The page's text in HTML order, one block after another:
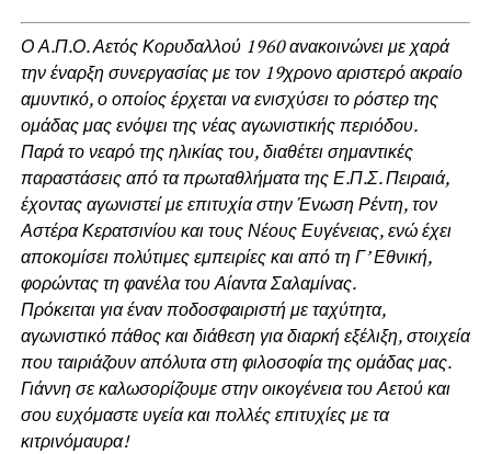
Ο Α.Π.Ο. Αετός Κορυδαλλού 1960 ανακοινώνει με χαρά
την έναρξη συνεργασίας με τον 19χρονο αριστερό ακραίο
αμυντικό, ο οποίος έρχεται να ενισχύσει το ρόστερ της
ομάδας μας ενόψει της νέας αγωνιστικής περιόδου.
Παρά το νεαρό της ηλικίας του, διαθέτει σημαντικές
παραστάσεις από τα πρωταθλήματα της Ε.Π.Σ. Πειραιά,
έχοντας αγωνιστεί με επιτυχία στην Ένωση Ρέντη, τον
Αστέρα Κερατσινίου και τους Νέους Ευγένειας, ενώ έχει
αποκομίσει πολύτιμες εμπειρίες και από τη Γ’ Εθνική,
φορώντας τη φανέλα του Αίαντα Σαλαμίνας.
Πρόκειται για έναν ποδοσφαιριστή με ταχύτητα,
αγωνιστικό πάθος και διάθεση για διαρκή εξέλιξη, στοιχεία
που ταιριάζουν απόλυτα στη φιλοσοφία της ομάδας μας.
Γιάννη σε καλωσορίζουμε στην οικογένεια του Αετού και
σου ευχόμαστε υγεία και πολλές επιτυχίες με τα
κιτρινόμαυρα!